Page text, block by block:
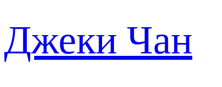
Джеки Чан